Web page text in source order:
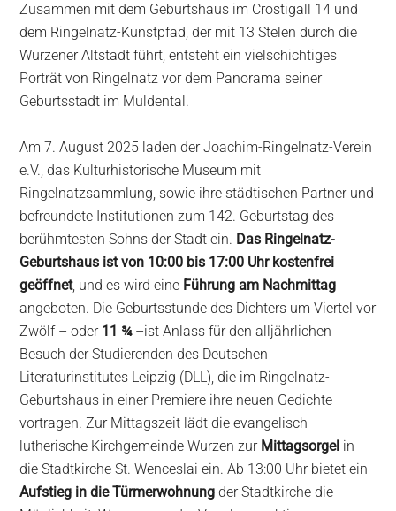
Zusammen mit dem Geburtshaus im Crostigall 14 und
dem Ringelnatz-Kunstpfad, der mit 13 Stelen durch die
Wurzener Altstadt führt, entsteht ein vielschichtiges
Porträt von Ringelnatz vor dem Panorama seiner
Geburtsstadt im Muldental.
Am 7. August 2025 laden der Joachim-Ringelnatz-Verein
e.V., das Kulturhistorische Museum mit
Ringelnatzsammlung, sowie ihre städtischen Partner und
befreundete Institutionen zum 142. Geburtstag des
berühmtesten Sohns der Stadt ein. Das Ringelnatz-
Geburtshaus ist von 10:00 bis 17:00 Uhr kostenfrei
geöffnet, und es wird eine Führung am Nachmittag
angeboten. Die Geburtsstunde des Dichters um Viertel vor
Zwölf – oder 11 ¾–ist Anlass für den alljährlichen
Besuch der Studierenden des Deutschen
Literaturinstitutes Leipzig (DLL), die im Ringelnatz-
Geburtshaus in einer Premiere ihre neuen Gedichte
vortragen. Zur Mittagszeit lädt die evangelisch-
lutherische Kirchgemeinde Wurzen zur Mittagsorgel in
die Stadtkirche St. Wenceslai ein. Ab 13:00 Uhr bietet ein
Aufstieg in die Türmerwohnungder Stadtkirche die